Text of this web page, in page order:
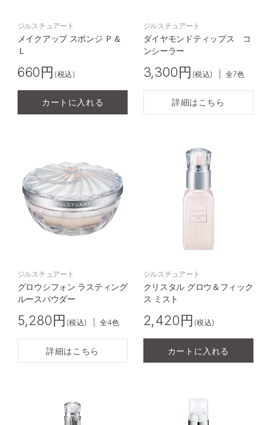
ジルスチュアート
メイクアップ スポンジ Ｐ＆
Ｌ
660円 (税込)
カートに入れる
ジルスチュアート
ダイヤモンドティップス コ
ンシーラー
3,300円 (税込) 全7色
詳細はこちら
ジルスチュアート
グロウシフォン ラスティング
ルースパウダー
5,280円 (税込) 全4色
詳細はこちら
ジルスチュアート
クリスタル グロウ＆フィック
ス ミスト
2,420円 (税込)
カートに入れる